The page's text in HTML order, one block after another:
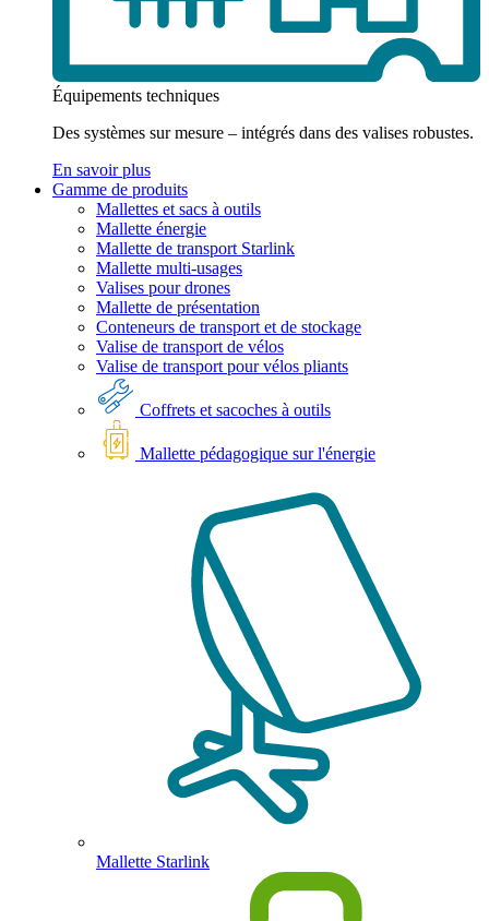
Équipements techniques
Des systèmes sur mesure – intégrés dans des valises robustes.
En savoir plus
Gamme de produits
Mallettes et sacs à outils
Mallette énergie
Mallette de transport Starlink
Mallette multi-usages
Valises pour drones
Mallette de présentation
Conteneurs de transport et de stockage
Valise de transport de vélos
Valise de transport pour vélos pliants
Coffrets et sacoches à outils
Mallette pédagogique sur l'énergie
Mallette Starlink